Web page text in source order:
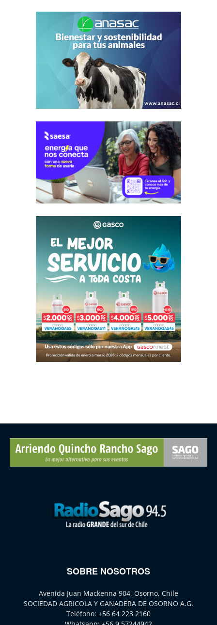
SOBRE NOSOTROS
Avenida Juan Mackenna 904, Osorno, Chile
SOCIEDAD AGRICOLA Y GANADERA DE OSORNO A.G.
Teléfono: +56 64 223 2160